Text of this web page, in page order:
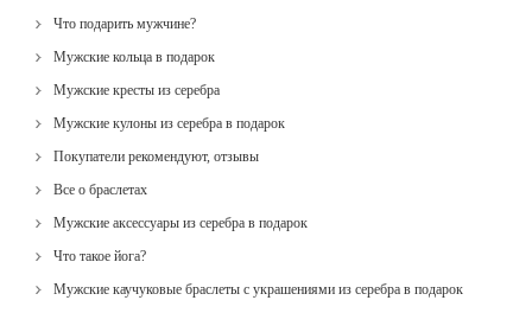
Что подарить мужчине?
Мужские кольца в подарок
Мужские кресты из серебра
Мужские кулоны из серебра в подарок
Покупатели рекомендуют, отзывы
Все о браслетах
Мужские аксессуары из серебра в подарок
Что такое йога?
Мужские каучуковые браслеты с украшениями из серебра в подарок